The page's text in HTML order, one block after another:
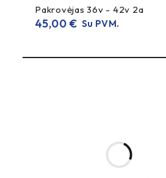
Koks kameros dydis?
Dydis yra 8×1/2×2
Kiek vienetų gausiu pirkdamas?
1 vienetas.
Pakrovėjas 36v - 42v 2a
45,00€ Su PVM.